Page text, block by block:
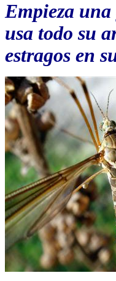
Empieza
usa todo su
estragos en